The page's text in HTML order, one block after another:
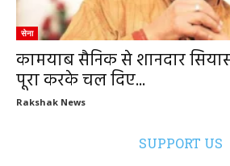
सेना
कामयाब सैनिक से शानदार
पूरा करके चल दिए...
Rakshak News
SUPPORT US